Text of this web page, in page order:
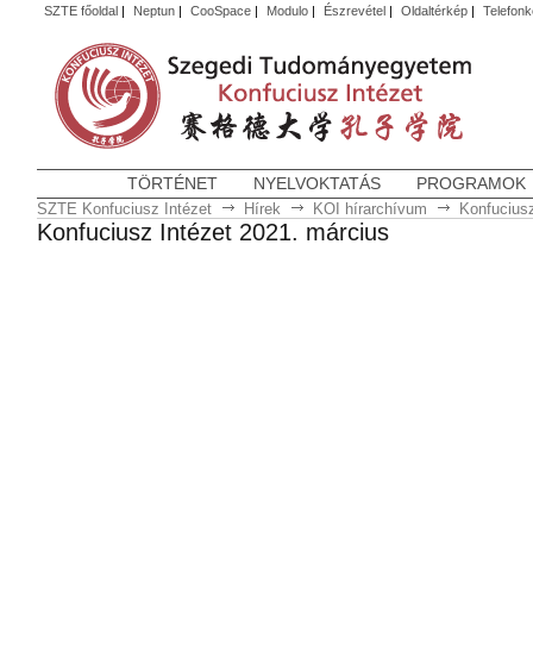
SZTE főoldal| Neptun| CooSpace| Modulo| Észrevétel| Oldaltérkép|
TÖRTÉNET NYELVOKTATÁS PROGRAMOK
SZTE Konfuciusz Intézet Hírek KOI hírarchívum
Konfuciusz Intézet 2021. március